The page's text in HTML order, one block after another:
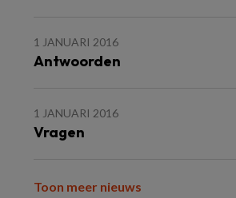
1 JANUARI 2016
Antwoorden
1 JANUARI 2016
Vragen
Toon meer nieuws